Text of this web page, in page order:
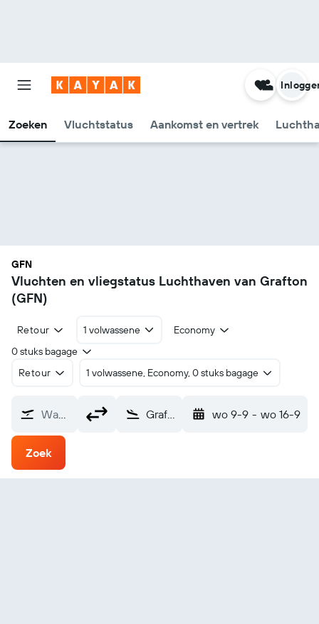
Zoeken Vluchtstatus Aankomst en vertrek
GFN
Vluchten en vliegstatus Luchthaven van Grafton
(GFN)
Retour 1 volwassene
Economy
0 stuks bagage
Retour
1 volwassene, Economy, 0 stuks bagage
Waarvandaan? Grafton (GFN) wo 9-9 - wo 16-9
Zoek